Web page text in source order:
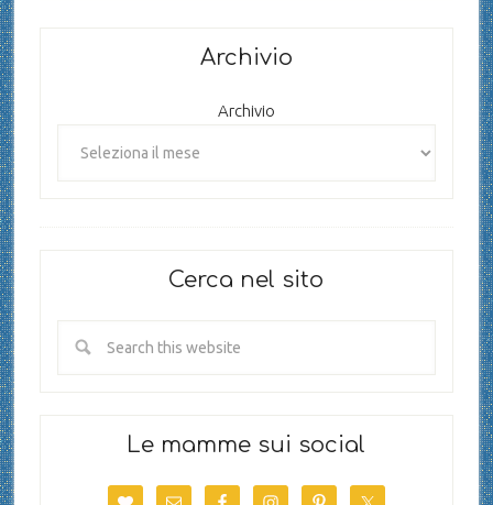
Archivio
Archivio
Cerca nel sito
Le mamme sui social